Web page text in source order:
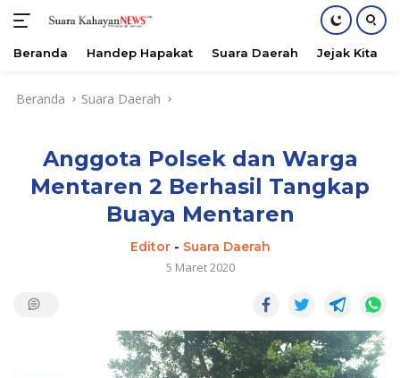
Beranda Handep Hapakat Suara Daerah Jejak Kita
Beranda Suara Daerah
Anggota Polsek dan Warga
Mentaren 2 Berhasil Tangkap
Buaya Mentaren
Editor- Suara Daerah
5 Maret 2020